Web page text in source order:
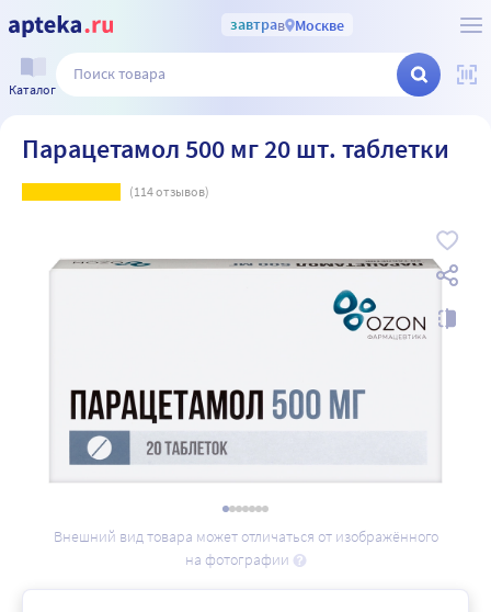
завтрав Москве
Каталог
Парацетамол 500 мг 20 шт. таблетки
(114отзывов)
Внешний вид товара может отличаться от изображённого
на фотографии